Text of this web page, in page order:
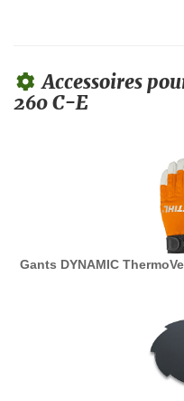
Accessoires
260 C-E
Gants DYNAMIC